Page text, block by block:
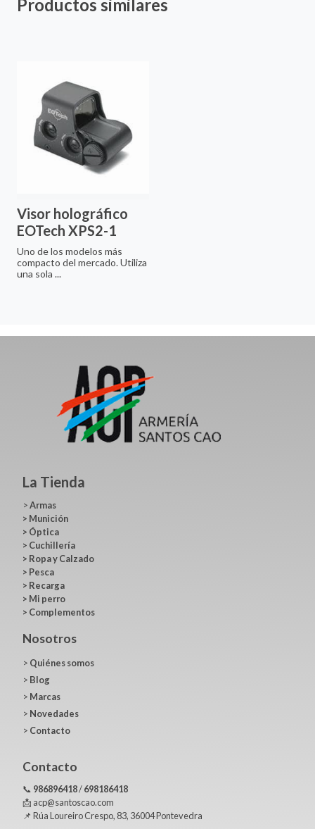
Productos similares
Visor holográfico
EOTech XPS2-1
Uno de los modelos más
compacto del mercado. Utiliza
una sola ...
La Tienda
>Armas
> Munición
> Óptica
> Cuchillería
> Ropa y Calzado
> Pesca
> Recarga
> Mi perro
> Complementos
Nosotros
> Quiénes somos
> Blog
> Marcas
> Novedades
> Contacto
Contacto
📞 986896418/698186418
📩 acp@santoscao.com
📌 Rúa Loureiro Crespo, 83, 36004 Pontevedra